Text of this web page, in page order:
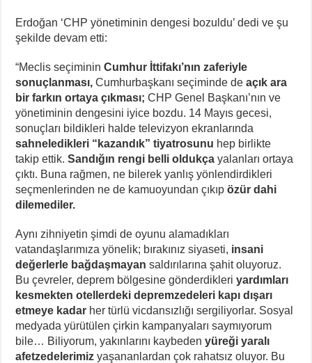
Erdoğan ‘CHP yönetiminin dengesi bozuldu’ dedi ve şu
şekilde devam etti:
“Meclis seçimininCumhur İttifakı’nın zaferiyle
sonuçlanması, Cumhurbaşkanı seçiminde deaçık ara
bir farkın ortaya çıkması; CHP Genel Başkanı’nın ve
yönetiminin dengesini iyice bozdu. 14 Mayıs gecesi,
sonuçları bildikleri halde televizyon ekranlarında
sahneledikleri “kazandık” tiyatrosunu hep birlikte
takip ettik.Sandığın rengi belli oldukça yalanları ortaya
çıktı. Buna rağmen, ne bilerek yanlış yönlendirdikleri
seçmenlerinden ne de kamuoyundan çıkıpözür dahi
dilemediler.
Aynı zihniyetin şimdi de oyunu alamadıkları
vatandaşlarımıza yönelik; bırakınız siyaseti, insani
değerlerle bağdaşmayan saldırılarına şahit oluyoruz.
Bu çevreler, deprem bölgesine gönderdikleriyardımları
kesmekten otellerdeki depremzedeleri kapı dışarı
etmeye kadar her türlü vicdansızlığı sergiliyorlar. Sosyal
medyada yürütülen çirkin kampanyaları saymıyorum
bile… Biliyorum, yakınlarını kaybedenyüreği yaralı
afetzedelerimiz yaşananlardan çok rahatsız oluyor. Bu